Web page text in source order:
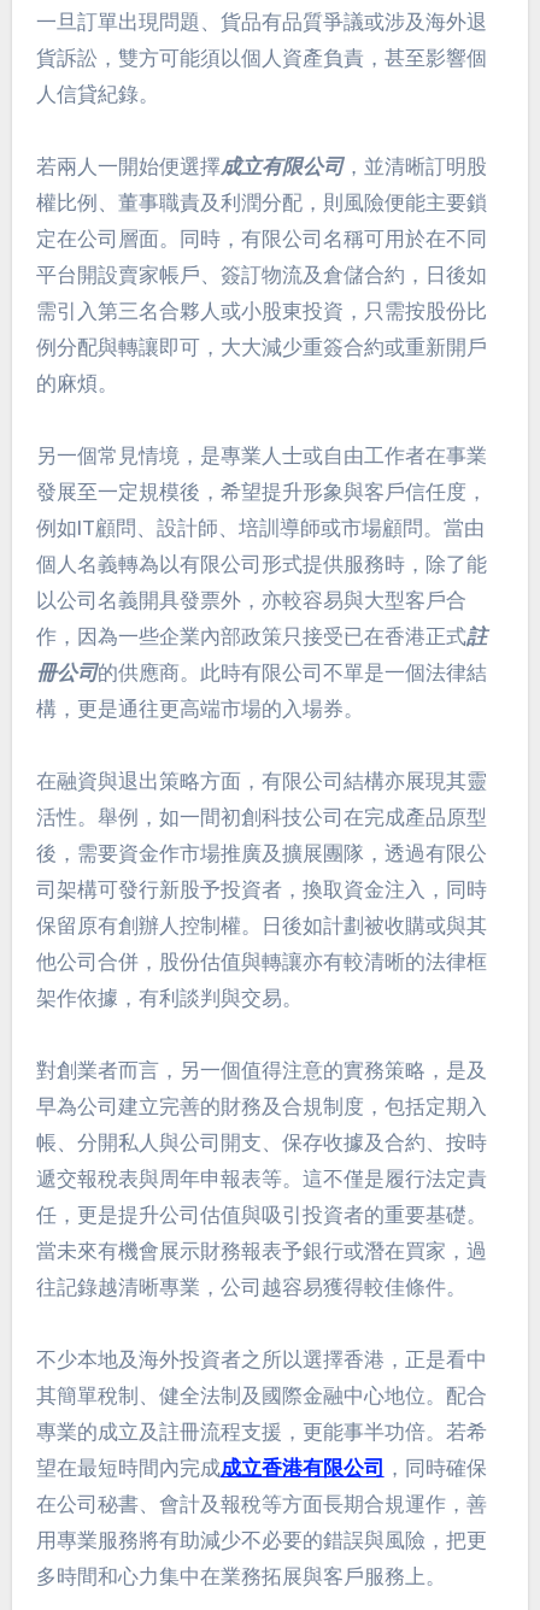
一旦訂單出現問題、貨品有品質爭議或涉及海外退
貨訴訟，雙方可能須以個人資產負責，甚至影響個
人信貸紀錄。
若兩人一開始便選擇成立有限公司，並清晰訂明股
權比例、董事職責及利潤分配，則風險便能主要鎖
定在公司層面。同時，有限公司名稱可用於在不同
平台開設賣家帳戶、簽訂物流及倉儲合約，日後如
需引入第三名合夥人或小股東投資，只需按股份比
例分配與轉讓即可，大大減少重簽合約或重新開戶
的麻煩。
另一個常見情境，是專業人士或自由工作者在事業
發展至一定規模後，希望提升形象與客戶信任度，
例如IT顧問、設計師、培訓導師或市場顧問。當由
個人名義轉為以有限公司形式提供服務時，除了能
以公司名義開具發票外，亦較容易與大型客戶合
作，因為一些企業內部政策只接受已在香港正式註
冊公司的供應商。此時有限公司不單是一個法律結
構，更是通往更高端市場的入場券。
在融資與退出策略方面，有限公司結構亦展現其靈
活性。舉例，如一間初創科技公司在完成產品原型
後，需要資金作市場推廣及擴展團隊，透過有限公
司架構可發行新股予投資者，換取資金注入，同時
保留原有創辦人控制權。日後如計劃被收購或與其
他公司合併，股份估值與轉讓亦有較清晰的法律框
架作依據，有利談判與交易。
對創業者而言，另一個值得注意的實務策略，是及
早為公司建立完善的財務及合規制度，包括定期入
帳、分開私人與公司開支、保存收據及合約、按時
遞交報稅表與周年申報表等。這不僅是履行法定責
任，更是提升公司估值與吸引投資者的重要基礎。
當未來有機會展示財務報表予銀行或潛在買家，過
往記錄越清晰專業，公司越容易獲得較佳條件。
不少本地及海外投資者之所以選擇香港，正是看中
其簡單稅制、健全法制及國際金融中心地位。配合
專業的成立及註冊流程支援，更能事半功倍。若希
望在最短時間內完成成立香港有限公司 ，同時確保
在公司秘書、會計及報稅等方面長期合規運作，善
用專業服務將有助減少不必要的錯誤與風險，把更
多時間和心力集中在業務拓展與客戶服務上。